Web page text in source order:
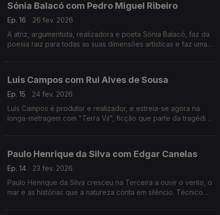
Sónia Balacó com Pedro Miguel Ribeiro
Ep. 16
26 fev. 2026
A atriz, argumentista, realizadora e poeta Sónia Balacó, faz da
poesia raiz para todas as suas dimensões artísticas e faz uma
Luis Campos com Rui Alves de Sousa
Ep. 15
24 fev. 2026
Luís Campos é produtor e realizador, e estreia-se agora na
longa-metragem com "Terra Vil", ficção que parte da tragédia
Paulo Henrique da Silva com Edgar Canelas
Ep. 14
23 fev. 2026
Paulo Henrique da Silva cresceu na Terceira a ouvir o vento, o
mar e as histórias que a natureza conta em silêncio. Técnico